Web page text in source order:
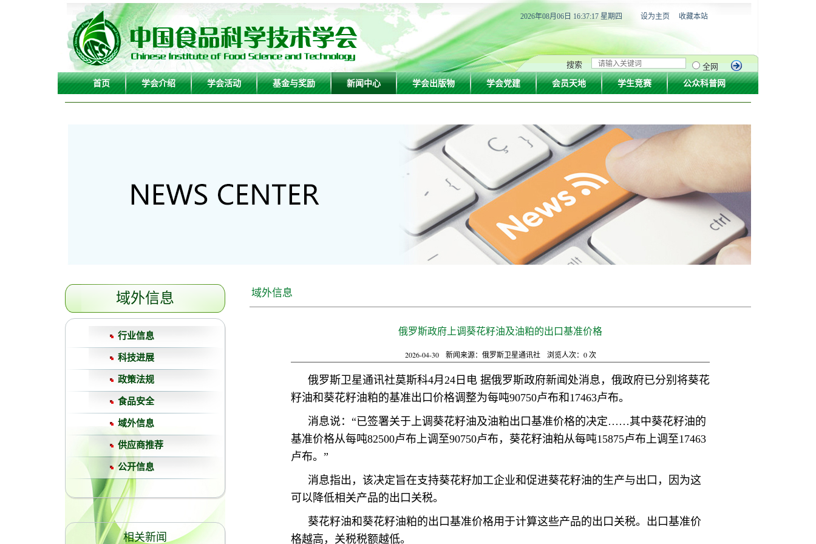
2026年08月06日 16:37:18 星期四 设为主页 收藏本站
搜索
全网
首页
学会介绍 学会活动 基金与奖励 新闻中心 学会出版物 学会党建 会员天地 学生竞赛 公众科普网
域外信息
行业信息
科技进展
政策法规
食品安全
域外信息
供应商推荐
公开信息
相关新闻
域外信息
俄罗斯政府上调葵花籽油及油粕的出口基准价格
2026-04-30 新闻来源：俄罗斯卫星通讯社 浏览人次： 0次
俄罗斯卫星通讯社莫斯科4月24日电 据俄罗斯政府新闻处消息，俄政府已分别将葵花
籽油和葵花籽油粕的基准出口价格调整为每吨90750卢布和17463卢布。
消息说：“已签署关于上调葵花籽油及油粕出口基准价格的决定……其中葵花籽油的
基准价格从每吨82500卢布上调至90750卢布，葵花籽油粕从每吨15875卢布上调至17463
卢布。”
消息指出，该决定旨在支持葵花籽加工企业和促进葵花籽油的生产与出口，因为这
可以降低相关产品的出口关税。
葵花籽油和葵花籽油粕的出口基准价格用于计算这些产品的出口关税。出口基准价
格越高，关税税额越低。